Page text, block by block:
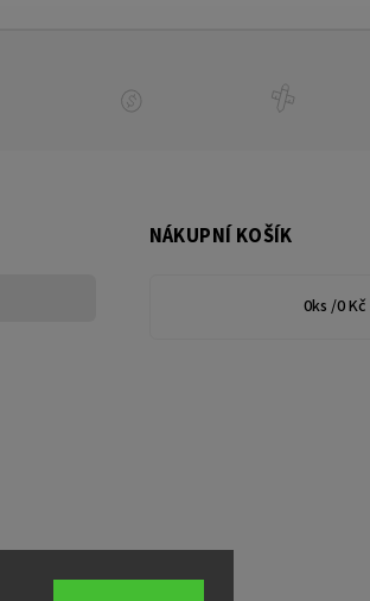
NÁKUPNÍ KOŠÍK
0ks /0 Kč